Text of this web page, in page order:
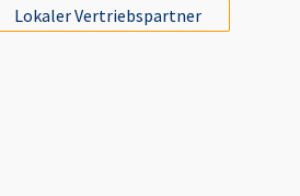
Lokaler Vertriebspartner